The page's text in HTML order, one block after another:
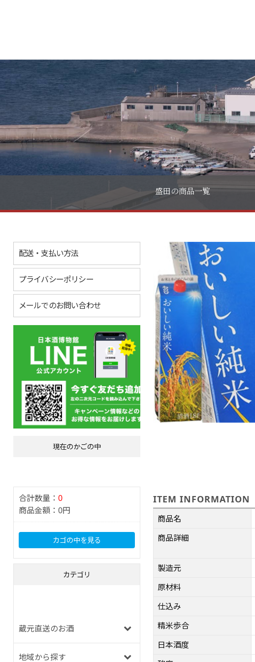
盛田の商品一覧
配送・支払い方法
プライバシーポリシー
メールでのお問い合わせ
現在のかごの中
合計数量： 0
商品金額： 0円
カゴの中を見る
カテゴリ
蔵元直送のお酒
地域から探す
ITEM INFORMATION
商品名
商品詳細
製造元
原材料
仕込み
精米歩合
日本酒度